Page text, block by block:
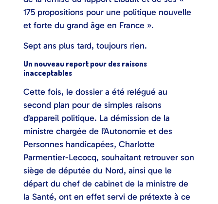
175 propositions pour une politique nouvelle
et forte du grand âge en France ».
Sept ans plus tard, toujours rien.
Un nouveau report pour des raisons
inacceptables
Cette fois, le dossier a été relégué au
second plan pour de simples raisons
d’appareil politique. La démission de la
ministre chargée de l’Autonomie et des
Personnes handicapées, Charlotte
Parmentier-Lecocq, souhaitant retrouver son
siège de députée du Nord, ainsi que le
départ du chef de cabinet de la ministre de
la Santé, ont en effet servi de prétexte à ce